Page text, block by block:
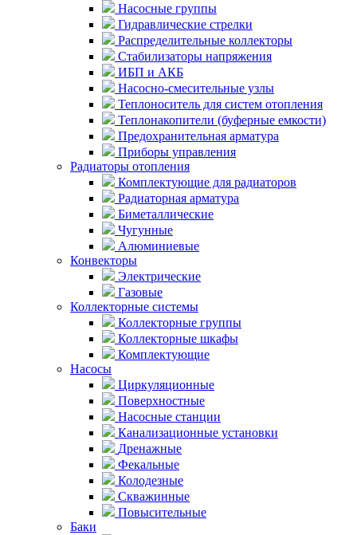
Насосные группы
Гидравлические стрелки
Распределительные коллекторы
Стабилизаторы напряжения
ИБП и АКБ
Насосно-смесительные узлы
Теплоноситель для систем отопления
Теплонакопители (буферные емкости)
Предохранительная арматура
Приборы управления
Радиаторы отопления
Комплектующие для радиаторов
Радиаторная арматура
Биметаллические
Чугунные
Алюминиевые
Конвекторы
Электрические
Газовые
Коллекторные системы
Коллекторные группы
Коллекторные шкафы
Комплектующие
Насосы
Циркуляционные
Поверхностные
Насосные станции
Канализационные установки
Дренажные
Фекальные
Колодезные
Скважинные
Повысительные
Баки